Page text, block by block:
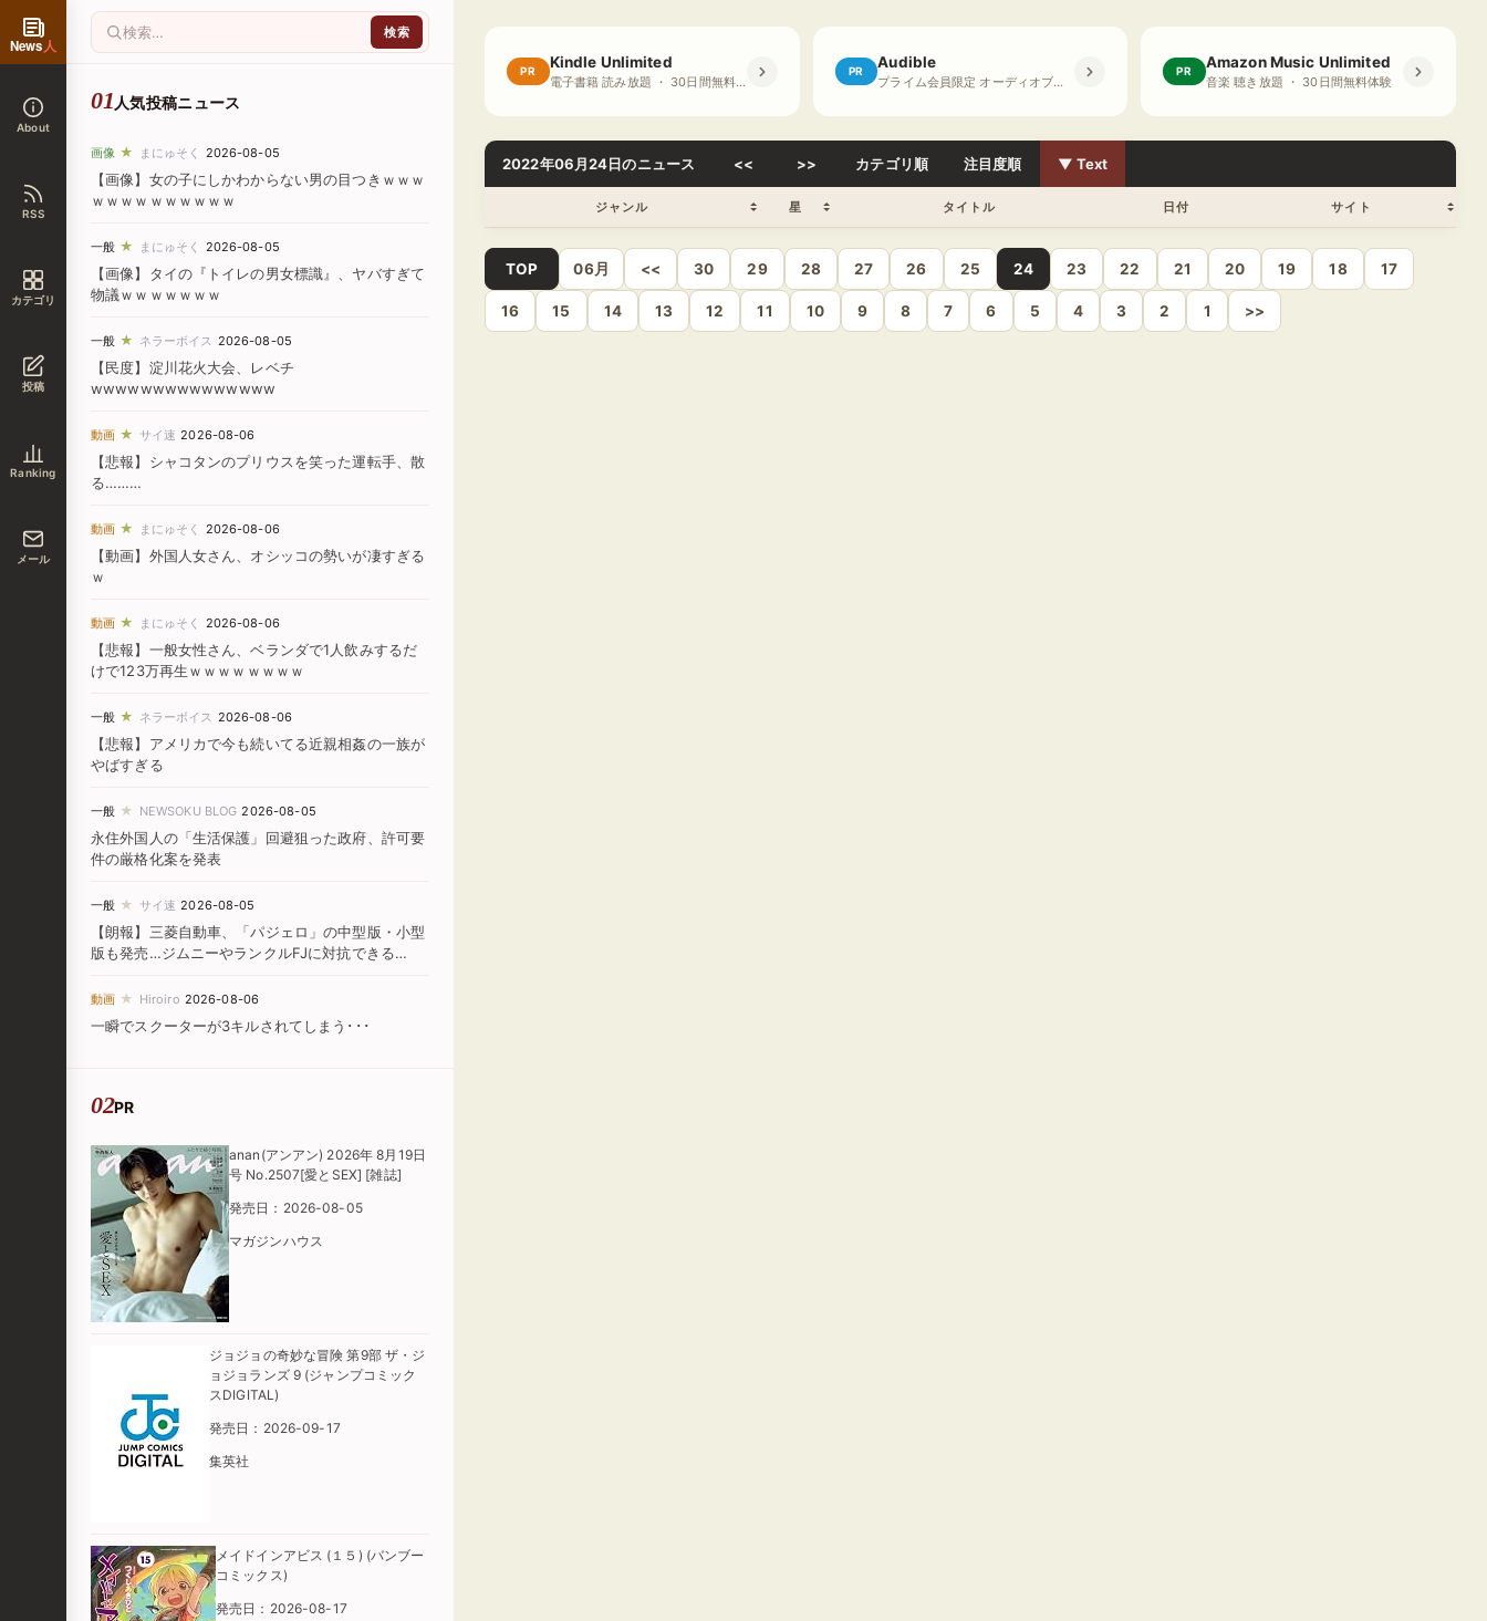
News人
About
RSS
カテゴリ
投稿
Ranking
メール
人気投稿ニュース
画像 ★ まにゅそく 2026-08-05
【画像】女の子にしかわからない男の目つきｗｗｗ
ｗｗｗｗｗｗｗｗｗｗ
一般 ★ まにゅそく 2026-08-05
【画像】タイの『トイレの男女標識』、ヤバすぎて
物議ｗｗｗｗｗｗｗ
一般 ★ ネラーボイス 2026-08-05
【民度】淀川花火大会、レベチ
wwwwwwwwwwwwwww
動画 ★ サイ速 2026-08-06
【悲報】シャコタンのプリウスを笑った運転手、散
る………
動画 ★ まにゅそく 2026-08-06
【動画】外国人女さん、オシッコの勢いが凄すぎる
ｗ
動画 ★ まにゅそく 2026-08-06
【悲報】一般女性さん、ベランダで1人飲みするだ
けで123万再生ｗｗｗｗｗｗｗｗ
一般 ★ ネラーボイス 2026-08-06
【悲報】アメリカで今も続いてる近親相姦の一族が
やばすぎる
一般 ★ NEWSOKU BLOG 2026-08-05
永住外国人の「生活保護」回避狙った政府、許可要
件の厳格化案を発表
一般 ★ サイ速 2026-08-05
【朗報】三菱自動車、「パジェロ」の中型版・小型
版も発売…ジムニーやランクルFJに対抗できる
動画 ★ Hiroiro 2026-08-06
一瞬でスクーターが3キルされてしまう･･･
PR
anan(アンアン) 2026年 8月19日
号 No.2507[愛とSEX] [雑誌]
発売日：2026-08-05
マガジンハウス
ジョジョの奇妙な冒険 第9部 ザ・ジ
ョジョランズ 9 (ジャンプコミック
スDIGITAL)
発売日：2026-09-17
集英社
メイドインアビス (１５) (バンブー
コミックス)
発売日：2026-08-17
PR Kindle Unlimited
電子書籍 読み放題 ・ 30日間無料体験
PR Audible
プライム会員限定 オーディオブック ・ 30日間無料体験
PR Amazon Music Unlimited
音楽 聴き放題 ・ 30日間無料体験
2022年06月24日のニュース << >> カテゴリ順 注目度順 ▼ Text
ジャンル 星 タイトル 日付 サイト
TOP 06月 << 30 29 28 27 26 25 24 23 22 21 20 19 18 17
16 15 14 13 12 11 10 9 8 7 6 5 4 3 2 1 >>